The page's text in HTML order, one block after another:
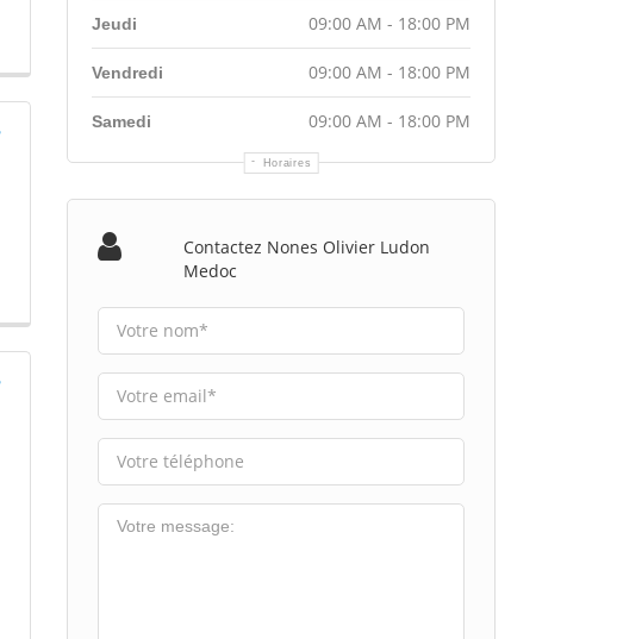
Horaires
Jeudi 09:00 AM - 18:00 PM
Vendredi 09:00 AM - 18:00 PM
Samedi 09:00 AM - 18:00 PM
Contactez Nones Olivier Ludon
Medoc